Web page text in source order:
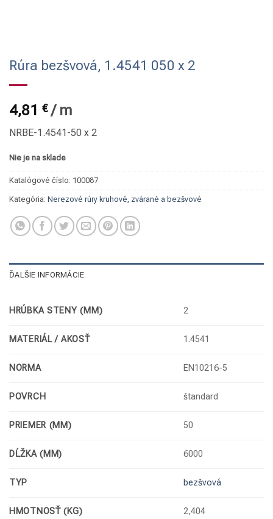
Rúra bezšvová, 1.4541 050 x 2
4,81 €/ m
NRBE-1.4541-50 x 2
Nie je na sklade
Katalógové číslo: 100087
Kategória: Nerezové rúry kruhové, zvárané a bezšvové
ĎALŠIE INFORMÁCIE
HRÚBKA STENY (MM) 2
MATERIÁL / AKOSŤ 1.4541
NORMA EN10216-5
POVRCH štandard
PRIEMER (MM) 50
DĹŽKA (MM) 6000
TYP bezšvová
HMOTNOSŤ (KG) 2,404